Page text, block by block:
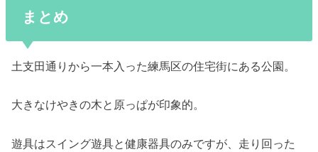
まとめ
土支田通りから一本入った練馬区の住宅街にある公園。
大きなけやきの木と原っぱが印象的。
遊具はスイング遊具と健康器具のみですが、走り回った